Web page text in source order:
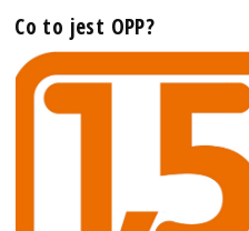
Co to jest OPP?